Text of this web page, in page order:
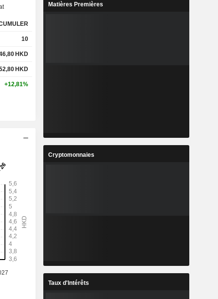
10
HKD
HKD
+12,81%
Matières Premières
Cryptomonnaies
Taux d'Intérêts